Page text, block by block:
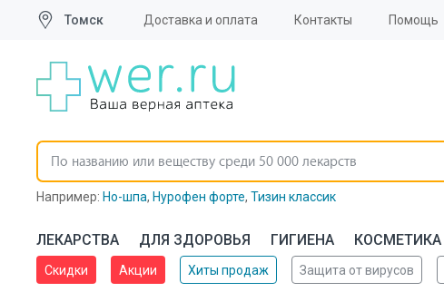
Томск Доставка и оплата Контакты Помощь
Например: Но-шпа, Нурофен форте, Тизин классик
ЛЕКАРСТВА ДЛЯ ЗДОРОВЬЯ ГИГИЕНА КОСМЕТИКА
Скидки Акции Хиты продаж Защита от вирусов